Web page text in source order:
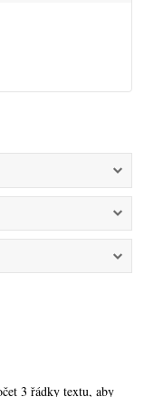
3 řádky textu,aby